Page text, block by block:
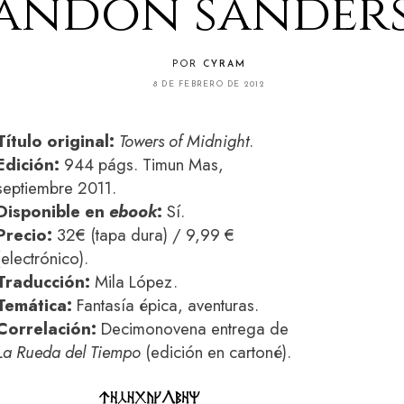
POR CYRAM
8 DE FEBRERO DE 2012
original: Towers of Midnight.
944 págs. Timun Mas,
2011.
en ebook: Sí.
32€ (tapa dura) / 9,99 €
Mila López.
Fantasía épica, aventuras.
Decimonovena entrega de
Rueda del Tiempo (edición en cartoné).